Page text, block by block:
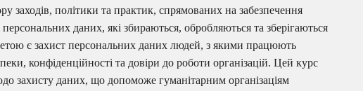
заходів, політики та практик, спрямованих на забезпечення
персональних даних, які збираються, обробляються та зберігаються
є захист персональних даних людей, з якими працюють
конфіденційності та довіри до роботи організацій. Цей курс
захисту даних, що допоможе гуманітарним організаціям